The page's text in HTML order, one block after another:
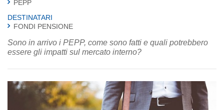
PEPP
DESTINATARI
FONDI PENSIONE
Sono in arrivo i PEPP, come sono fatti e quali potrebbero
essere gli impatti sul mercato interno?